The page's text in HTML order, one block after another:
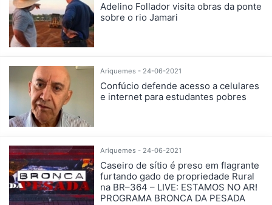
Adelino Follador visita obras da ponte
sobre o rio Jamari
Ariquemes - 24-06-2021
Confúcio defende acesso a celulares
e internet para estudantes pobres
Ariquemes - 24-06-2021
Caseiro de sítio é preso em flagrante
furtando gado de propriedade Rural
na BR–364 – LIVE: ESTAMOS NO AR!
PROGRAMA BRONCA DA PESADA